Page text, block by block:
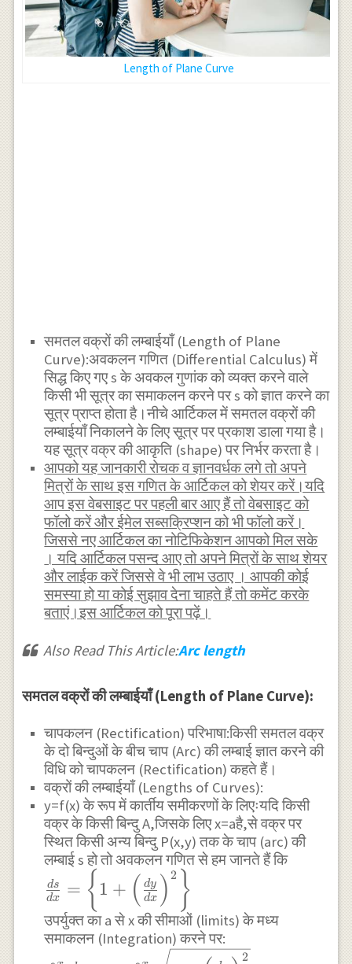
Length of Plane Curve
समतल वक्रों की लम्बाईयाँ (Length of Plane
Curve):अवकलन गणित (Differential Calculus) में
सिद्ध किए गए s के अवकल गुणांक को व्यक्त करने वाले
किसी भी सूत्र का समाकलन करने पर s को ज्ञात करने का
सूत्र प्राप्त होता है।नीचे आर्टिकल में समतल वक्रों की
लम्बाईयाँ निकालने के लिए सूत्र पर प्रकाश डाला गया है।
यह सूत्र वक्र की आकृति (shape) पर निर्भर करता है।
आपको यह जानकारी रोचक व ज्ञानवर्धक लगे तो अपने
मित्रों के साथ इस गणित के आर्टिकल को शेयर करें।यदि
आप इस वेबसाइट पर पहली बार आए हैं तो वेबसाइट को
फॉलो करें और ईमेल सब्सक्रिप्शन को भी फॉलो करें।
जिससे नए आर्टिकल का नोटिफिकेशन आपको मिल सके
। यदि आर्टिकल पसन्द आए तो अपने मित्रों के साथ शेयर
और लाईक करें जिससे वे भी लाभ उठाए । आपकी कोई
समस्या हो या कोई सुझाव देना चाहते हैं तो कमेंट करके
बताएं।इस आर्टिकल को पूरा पढ़ें।
Also Read This Article:Arc length
समतल वक्रों की लम्बाईयाँ (Length of Plane Curve):
चापकलन (Rectification) परिभाषा:किसी समतल वक्र
के दो बिन्दुओं के बीच चाप (Arc) की लम्बाई ज्ञात करने की
विधि को चापकलन (Rectification) कहते हैं।
वक्रों की लम्बाईयाँ (Lengths of Curves):
y=f(x) के रूप में कार्तीय समीकरणों के लिएःयदि किसी
वक्र के किसी बिन्दु A,जिसके लिए x=aहै,से वक्र पर
स्थित किसी अन्य बिन्दु P(x,y) तक के चाप (arc) की
लम्बाई s हो तो अवकलन गणित से हम जानते हैं कि
\frac{ds}{dx}=\left\
{1+\left(\frac{dy}
{dx}\right)^{2}\right\}
dx
ds = { 1 + ( dx
dy ) 2 }
उपर्युक्त का a से x की सीमाओं (limits) के मध्य
समाकलन (Integration) करने पर:
\int_{a}^{x}\frac{ds}
2